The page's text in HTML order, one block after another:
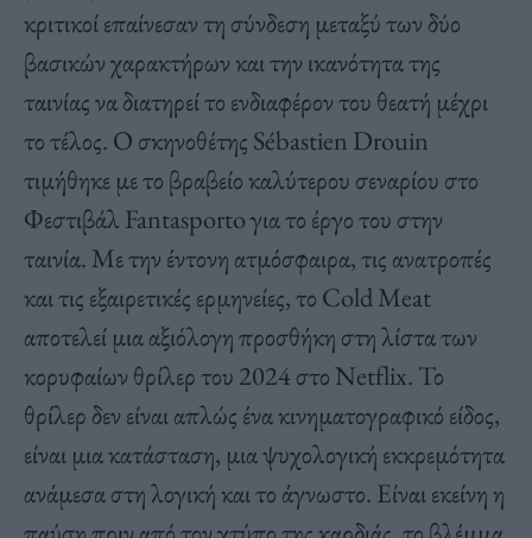
κριτικοί επαίνεσαν τη σύνδεση μεταξύ των δύο
βασικών χαρακτήρων και την ικανότητα της
ταινίας να διατηρεί το ενδιαφέρον του θεατή μέχρι
το τέλος. Ο σκηνοθέτης Sébastien Drouin
τιμήθηκε με το βραβείο καλύτερου σεναρίου στο
Φεστιβάλ Fantasporto για το έργο του στην
ταινία. Με την έντονη ατμόσφαιρα, τις ανατροπές
και τις εξαιρετικές ερμηνείες, το Cold Meat
αποτελεί μια αξιόλογη προσθήκη στη λίστα των
κορυφαίων θρίλερ του 2024 στο Netflix. Το
θρίλερ δεν είναι απλώς ένα κινηματογραφικό είδος,
είναι μια κατάσταση, μια ψυχολογική εκκρεμότητα
ανάμεσα στη λογική και το άγνωστο. Είναι εκείνη η